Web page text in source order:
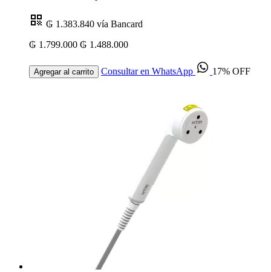
₲ 1.383.840 vía Bancard
₲ 1.799.000 ₲ 1.488.000
Agregar al carrito Consultar en WhatsApp 17% OFF